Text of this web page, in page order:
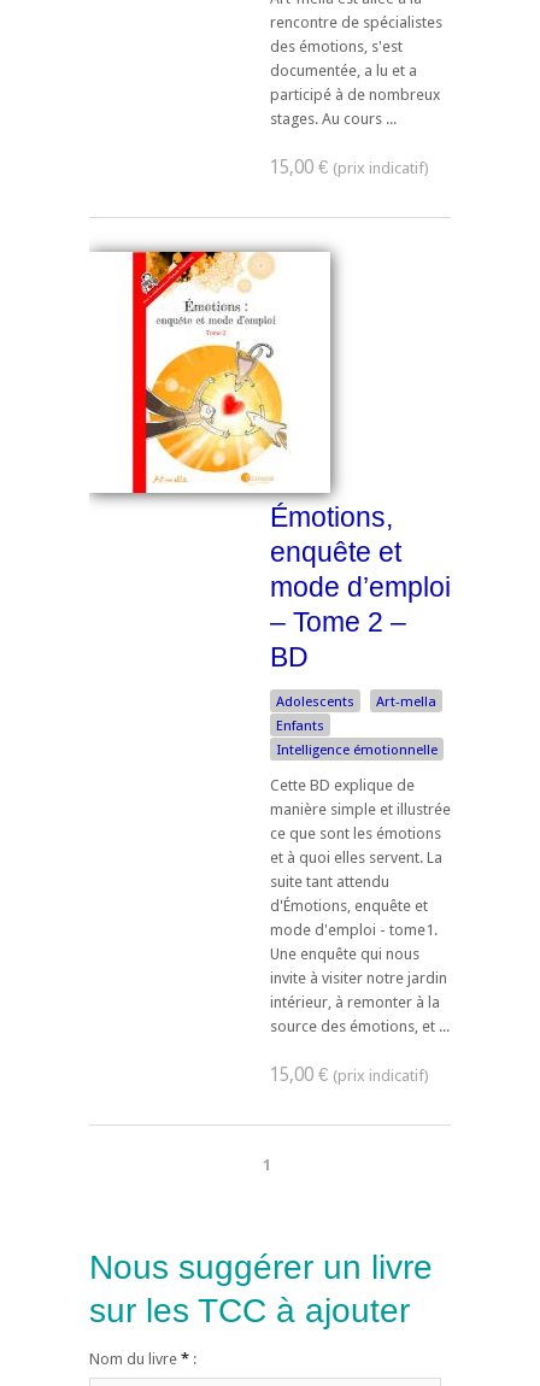
rencontre de spécialistes
des émotions, s'est
documentée, a lu et a
participé à de nombreux
stages. Au cours ...
15,00 €
Émotions,
enquête et
mode d’emploi
– Tome 2 –
BD
Adolescents
Art-­mella
Enfants
Intelligence émotionnelle
Cette BD explique de
manière simple et illustrée
ce que sont les émotions
et à quoi elles servent. La
suite tant attendu
d'Émotions, enquête et
mode d'emploi - tome1.
Une enquête qui nous
invite à visiter notre jardin
intérieur, à remonter à la
source des émotions, et ...
15,00 €
1
Nous suggérer un livre
sur les TCC à ajouter
Nom du livre * :